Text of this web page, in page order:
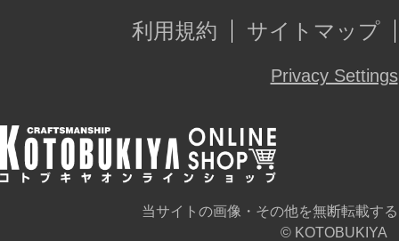
利用規約
サイトマップ
Privacy Settings
当サイトの画像・その他を無断転載す
© KOTOBUKIYA